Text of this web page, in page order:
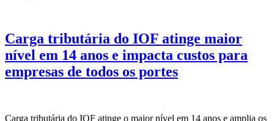
Carga tributária do IOF atinge maior
nível em 14 anos e impacta custos para
empresas de todos os portes
Carga tributária do IOF atinge o maior nível em 14 anos e amplia os